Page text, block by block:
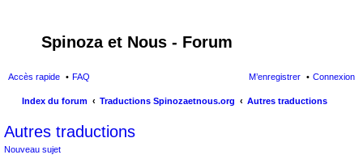
Spinoza et Nous - Forum
Accès rapide FAQ Connexion
M’enregistrer
Index du forum Traductions Spinozaetnous.org
Autres traductions
Autres traductions
Nouveau sujet